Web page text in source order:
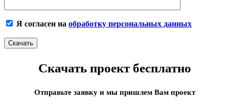
Я согласен на обработку персональных данных
Скачать проект бесплатно
Отправьте заявку и мы пришлем Вам проект